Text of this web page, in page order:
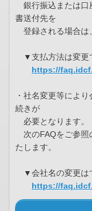
銀行振込または口
書送付先を
登録される場合は
▼支払方法は変更
https://
・社名変更等によ
続きが
必要となります。
次のFAQをご参照
たします。
▼会社名の変更は
https://